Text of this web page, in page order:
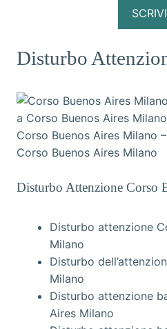
Disturbo
Corso Buenos Aires Milano
Corso Buenos Aires Milano
Disturbo Attenzione Corso
Disturbo attenzione
Milano
Disturbo
Milano
Disturbo attenzione
Aires Milano